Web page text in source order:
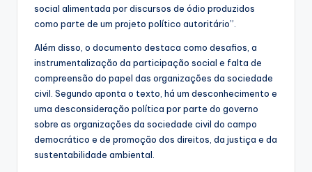
social alimentada por discursos de ódio produzidos
como parte de um projeto político autoritário”.
Além disso, o documento destaca como desafios, a
instrumentalização da participação social e falta de
compreensão do papel das organizações da sociedade
civil. Segundo aponta o texto, há um desconhecimento e
uma desconsideração política por parte do governo
sobre as organizações da sociedade civil do campo
democrático e de promoção dos direitos, da justiça e da
sustentabilidade ambiental.